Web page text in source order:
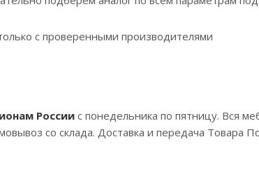
с проверенными производителями
Россиис понедельника по пятницу. Вся
со склада. Доставка и передача Товара